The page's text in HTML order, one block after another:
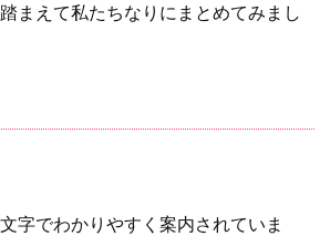
まえて私たちなりにまとめてみまし
字でわかりやすく案内されていま